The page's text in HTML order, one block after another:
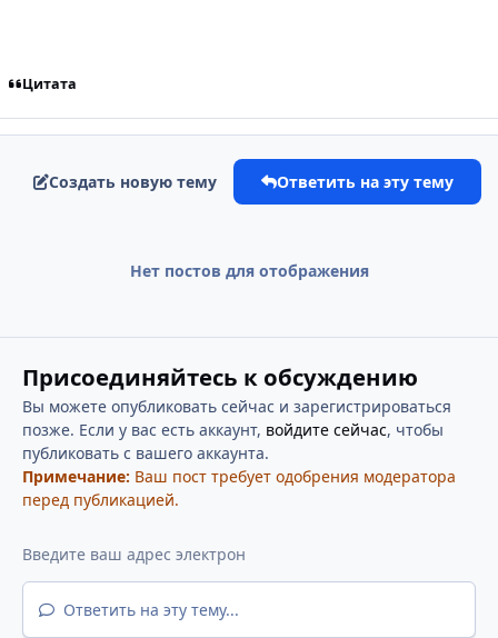
Цитата
Создать новую тему Ответить на эту тему
Нет постов для отображения
Присоединяйтесь к обсуждению
Вы можете опубликовать сейчас и зарегистрироваться
позже. Если у вас есть аккаунт, войдите сейчас, чтобы
публиковать с вашего аккаунта.
Примечание: Ваш пост требует одобрения модератора
перед публикацией.
Ответить на эту тему...